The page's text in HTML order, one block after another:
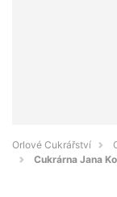
Orlové Cukrářství
Cukrárna Jana